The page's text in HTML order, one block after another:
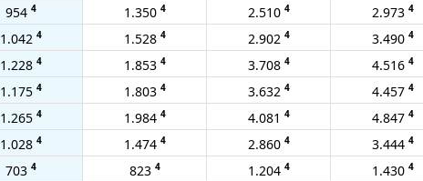
954 4 1.350 4 2.510 4 2.973 4
1.042 4 1.528 4 2.902 4 3.490 4
1.228 4 1.853 4 3.708 4 4.516 4
1.175 4 1.803 4 3.632 4 4.457 4
1.265 4 1.984 4 4.081 4 4.847 4
1.028 4 1.474 4 2.860 4 3.444 4
703 4 823 4 1.204 4 1.430 4